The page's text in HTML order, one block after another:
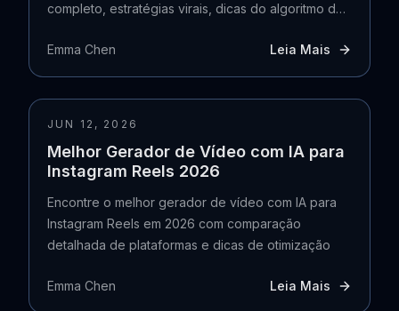
completo, estratégias virais, dicas do algoritmo do
Emma Chen
Leia Mais
JUN 12, 2026
Melhor Gerador de Vídeo com IA para
Instagram Reels 2026
Encontre o melhor gerador de vídeo com IA para
Instagram Reels em 2026 com comparação
detalhada de plataformas e dicas de otimização
Emma Chen Leia Mais